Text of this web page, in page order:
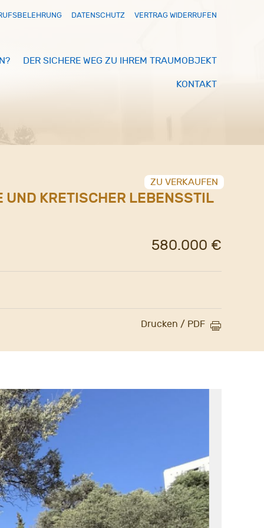
DATENSCHUTZ VERTRAG WIDERRUFEN
DER SICHERE WEG ZU IHREM TRAUMOBJEKT
KONTAKT
ZU VERKAUFEN
KRETISCHER LEBENSSTIL
580.000 €
Drucken / PDF